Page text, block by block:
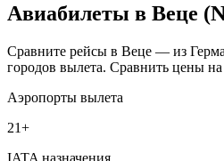
Авиабилеты в Веце
Сравните рейсы в Веце — из
городов вылета. Сравнить цены на
Аэропорты вылета
21+
IATA назначения